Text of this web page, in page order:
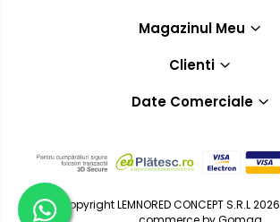
Magazinul Meu
Clienti
Date Comerciale
©Copyright LEMNORED CONCEPT S.R.L 2026